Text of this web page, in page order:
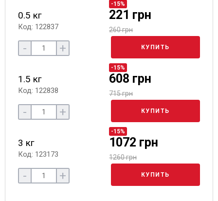
0.5 кг
Код: 122837
-15%
221 грн
260 грн
- + КУПИТЬ
1.5 кг
Код: 122838
-15%
608 грн
715 грн
- + КУПИТЬ
3 кг
Код: 123173
-15%
1072 грн
1260 грн
- + КУПИТЬ